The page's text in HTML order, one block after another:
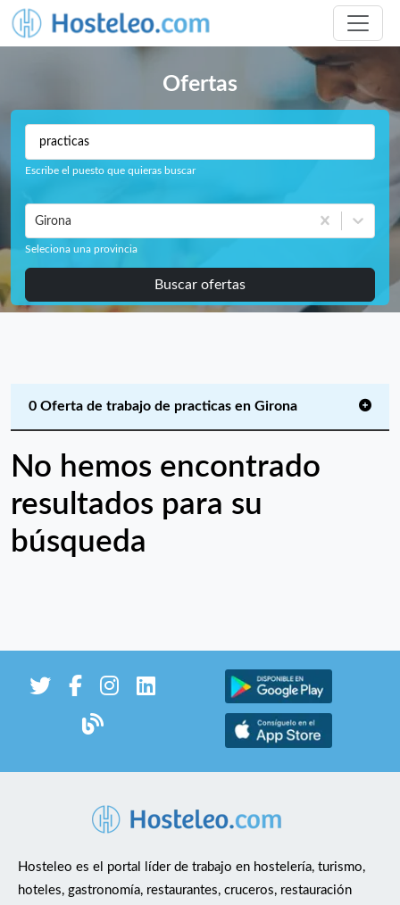
Ofertas
Escribe el puesto que quieras buscar
Girona
Seleciona una provincia
Buscar ofertas
0 Oferta de trabajo de practicas en Girona
No hemos encontrado
resultados para su
búsqueda
Hosteleo es el portal líder de trabajo en hostelería, turismo,
hoteles, gastronomía, restaurantes, cruceros, restauración